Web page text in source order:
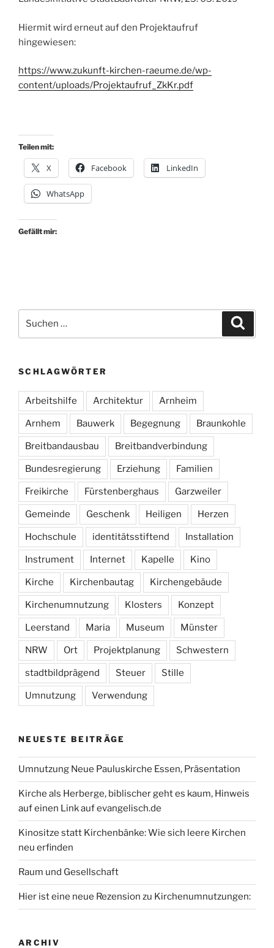
Hiermit wird erneut auf den Projektaufruf
hingewiesen:
https://www.zukunft-kirchen-raeume.de/wp-
content/uploads/Projektaufruf_ZkKr.pdf
Teilen mit:
X Facebook LinkedIn
WhatsApp
Gefällt mir:
nach:
SCHLAGWÖRTER
Arbeitshilfe Architektur Arnheim
Arnhem Bauwerk Begegnung Braunkohle
Breitbandausbau Breitbandverbindung
Bundesregierung Erziehung Familien
Freikirche Fürstenberghaus Garzweiler
Gemeinde Geschenk Heiligen Herzen
Hochschule identitätsstiftend Installation
Instrument Internet Kapelle Kino
Kirche Kirchenbautag Kirchengebäude
Kirchenumnutzung Klosters Konzept
Leerstand Maria Museum Münster
NRW Ort Projektplanung Schwestern
stadtbildprägend Steuer Stille
Umnutzung Verwendung
NEUESTE BEITRÄGE
Umnutzung Neue Pauluskirche Essen, Präsentation
Kirche als Herberge, biblischer geht es kaum, Hinweis
auf einen Link auf evangelisch.de
Kinositze statt Kirchenbänke: Wie sich leere Kirchen
neu erfinden
Raum und Gesellschaft
Hier ist eine neue Rezension zu Kirchenumnutzungen:
ARCHIV